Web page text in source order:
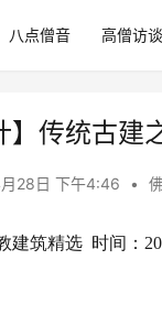
八点僧音 高僧访谈
】传统古
28日 下午4:46 •
建筑精选  时间：